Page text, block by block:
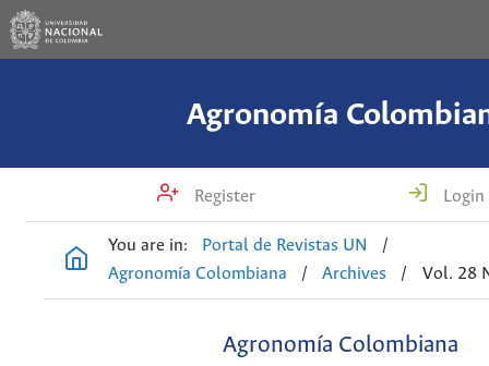
Agronomía
Register Login
You are in: Portal de Revistas UN
/
Agronomía Colombiana
/ Archives / Vol. 28
Agronomía Colombiana